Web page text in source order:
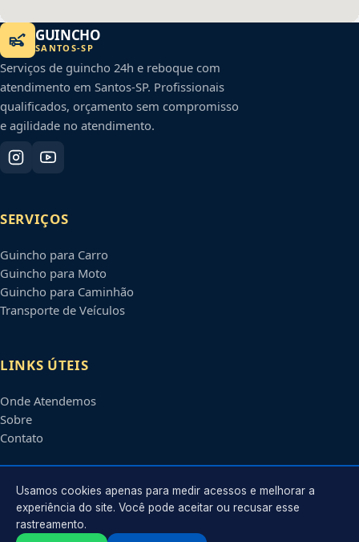
GUINCHO
SANTOS-SP
Serviços de guincho 24h e reboque com
atendimento em Santos-SP. Profissionais
qualificados, orçamento sem compromisso
e agilidade no atendimento.
SERVIÇOS
Guincho para Carro
Guincho para Moto
Guincho para Caminhão
Transporte de Veículos
LINKS ÚTEIS
Onde Atendemos
Sobre
Contato
CONTATO
Atendimento em
Usamos cookies apenas para medir acessos e melhorar a
experiência do site. Você pode aceitar ou recusar esse
rastreamento.